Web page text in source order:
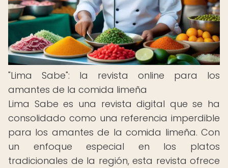
"Lima Sabe": la revista online para los
amantes de la comida limeña
Lima Sabe es una revista digital que se ha
consolidado como una referencia imperdible
para los amantes de la comida limeña. Con
un enfoque especial en los platos
tradicionales de la región, esta revista ofrece